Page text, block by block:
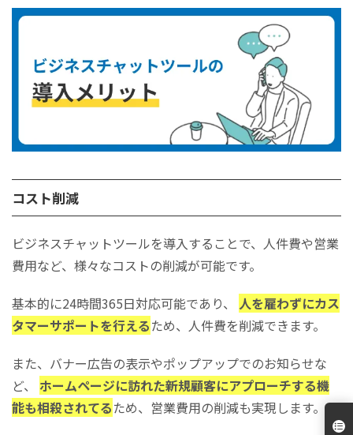
コスト削減
ビジネスチャットツールを導入することで、人件費や営業
費用など、様々なコストの削減が可能です。
基本的に24時間365日対応可能であり、 人を雇わずにカス
タマーサポートを行えるため、人件費を削減できます。
また、バナー広告の表示やポップアップでのお知らせな
ど、 ホームページに訪れた新規顧客にアプローチする機
能も相殺されてるため、営業費用の削減も実現します。